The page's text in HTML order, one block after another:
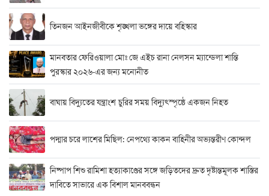
তিনজন আইনজীবীকে শৃঙ্খলা ভঙ্গের দায়ে বহিস্কার
মানবতার ফেরিওয়ালা মোঃ জে এইচ রানা নেলসন ম্যান্ডেলা শান্তি
পুরস্কার ২০২৬-এর জন্য মনোনীত
বাঘায় বিদ্যুতের যন্ত্রাংশ চুরির সময় বিদ্যুৎস্পৃষ্ঠে একজন নিহত
পদ্মার চরে লাশের মিছিল: নেপথ্যে কাকন বাহিনীর অভ্যন্তরীণ কোন্দল
নিষ্পাপ শিশু রামিশা হত্যাকাণ্ডের সঙ্গে জড়িতদের দ্রুত দৃষ্টান্তমূলক শাস্তির
দাবিতে সাভারে এক বিশাল মানববন্ধন